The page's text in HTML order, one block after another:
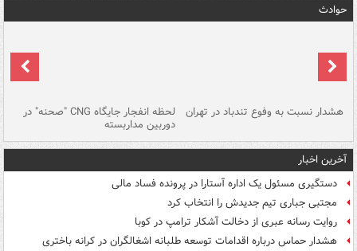
حوادث
هشدار نسبت به وفوع تندباد در تهران لحظه انفجار جایگاه CNG "صحنه" در
دوربین مداربسته
آخرین اخبار
دستگیری مسئول یک اداره آستارا در پرونده فساد مالی
مجتبی جباری تیم جدیدش را انتخاب کرد
روایت رسانه عبری از دخالت آشکار ترامپ در کوبا
هشدار حماس درباره اقدامات توسعه طلبانه اشغالگران در کرانه باختری